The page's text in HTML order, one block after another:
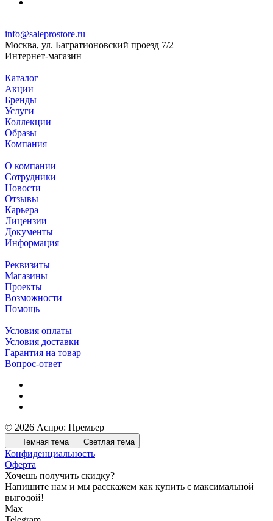
info@saleprostore.ru
Москва, ул. Багратионовский проезд 7/2
Интернет-магазин
Каталог
Акции
Бренды
Услуги
Коллекции
Образы
Компания
О компании
Сотрудники
Новости
Отзывы
Карьера
Лицензии
Документы
Информация
Реквизиты
Магазины
Проекты
Возможности
Помощь
Условия оплаты
Условия доставки
Гарантия на товар
Вопрос-ответ
© 2026 Аспро: Премьер
Темная тема Светлая тема
Конфиденциальность
Оферта
Хочешь получить скидку?
Напишите нам и мы расскажем как купить с максимальной
выгодой!
Max